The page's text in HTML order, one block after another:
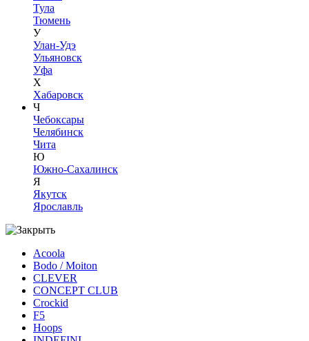
Тула
Тюмень
У
Улан-Удэ
Ульяновск
Уфа
Х
Хабаровск
Ч
Чебоксары
Челябинск
Чита
Ю
Южно-Сахалинск
Я
Якутск
Ярославль
Acoola
Bodo / Moiton
CLEVER
CONCEPT CLUB
Crockid
F5
Hoops